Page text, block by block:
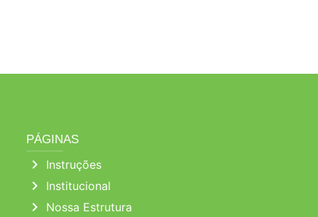
PÁGINAS
chevron_right Instruções
chevron_right Institucional
chevron_right Nossa Estrutura